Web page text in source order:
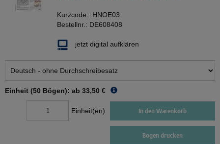
Kurzcode: HNOE03
Bestellnr.: DE608408
jetzt digital aufklären
Einheit (50 Bögen): ab 33,50 €
Einheit(en) In den Warenkorb
Bogen drucken